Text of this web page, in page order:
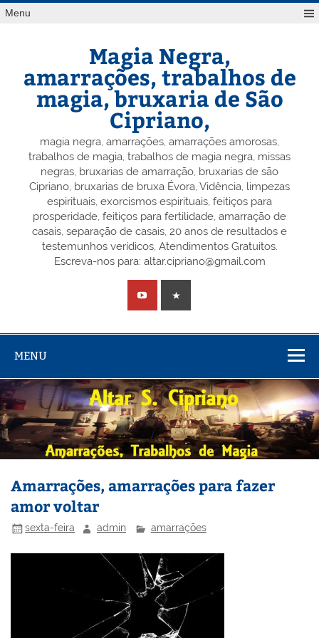
Skip
toMenu
Magia Negra,
amarrações, trabalhos de
magia, bruxaria de São
Cipriano,
magia negra, amarrações, amarrações amorosas,
trabalhos de magia, trabalhos de magia negra, missas
negras, bruxarias de amarração, bruxarias de são
Cipriano, bruxarias de bruxa Évora, Vidência, limpezas
espirituais, exorcismos espirituais, feitiços para
prosperidade, feitiços para fertilidade, amarração de
casais, separação de casais, 20 anos de resultados e
testemunhos verídicos, Atendimentos Gratuitos.
Escreva-nos para: altar.cipriano@gmail.com
MENU
Amarrações, amarrações para fazer
amor voltar
sexta-feira admin amarrações